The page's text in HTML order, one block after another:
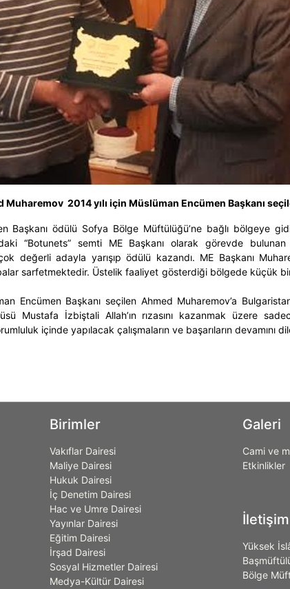
Muharemov 2014 yılı için Müslüman Encümen Başkanı
Başkanı ödülü Sofya Bölge Müftülüğü’ne bağlı bölgeye
“Botunets” semti ME Başkanı olarak görevde
değerli adayla yarışıp ödülü kazandı. ME Başkanı
sarfetmektedir. Üstelik faaliyet gösterdiği bölgede küçük bir
Encümen Başkanı seçilen Ahmed Muharemov’a
Mustafa İzbiştali Allah’ın rızasını kazanmak üzere
içinde yapılacak çalışmaların ve başarıların devamını
Birimler
Vakıflar Dairesi
Maliye Dairesi
Hukuk Dairesi
İç Denetim Dairesi
Hac ve Umre Dairesi
Yayınlar Dairesi
Eğitim Dairesi
İrşad Dairesi
Sosyal Hizmetler Dairesi
Medya-Kültür Dairesi
Galeri
Cami ve
Etkinlikler
İletişim
Yüksek
Bölge